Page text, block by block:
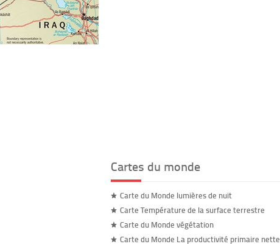
Cartes du monde
Carte du Monde lumières de nuit
Carte Température de la surface terrestre
Carte du Monde végétation
Carte du Monde La productivité primaire nette